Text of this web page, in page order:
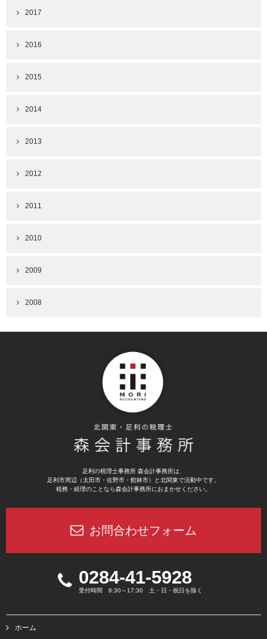
2017
2016
2015
2014
2013
2012
2011
2010
2009
2008
足利の税理士事務所 森会計事務所は、
足利市周辺（太田市・佐野市・館林市）と北関東で活動中です。
税務・経理のことなら森会計事務所におまかせください。
お問合わせフォーム
0284-41-5928
受付時間 8:30～17:30 土・日・祝日を除く
ホーム